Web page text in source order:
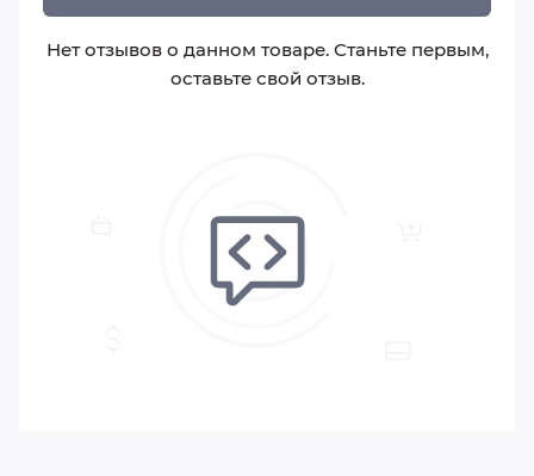
Нет отзывов о данном товаре. Станьте первым,
оставьте свой отзыв.